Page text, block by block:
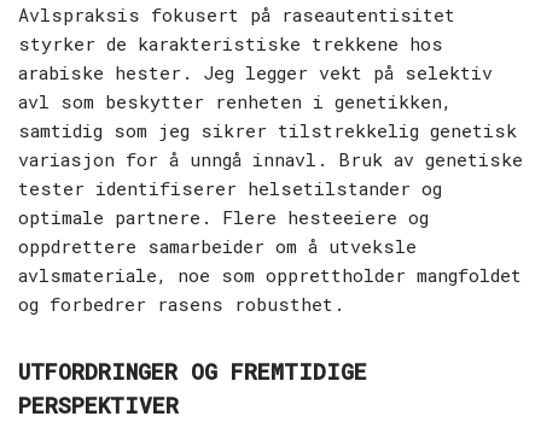
Avlspraksis fokusert på raseautentisitet
styrker de karakteristiske trekkene hos
arabiske hester. Jeg legger vekt på selektiv
avl som beskytter renheten i genetikken,
samtidig som jeg sikrer tilstrekkelig genetisk
variasjon for å unngå innavl. Bruk av genetiske
tester identifiserer helsetilstander og
optimale partnere. Flere hesteeiere og
oppdrettere samarbeider om å utveksle
avlsmateriale, noe som opprettholder mangfoldet
og forbedrer rasens robusthet.
UTFORDRINGER OG FREMTIDIGE
PERSPEKTIVER